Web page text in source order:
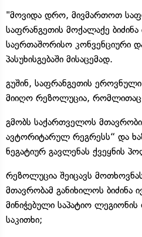
"მოვიდა დრო, მივმართოთ
საფრანგეთის მოქალაქე ბიძინა
საერთაშორისო კონვენციური
პასუხისგებაში მისაცემად.
გუშინ, საფრანგეთის
მიიღო რეზოლუცია,
გმობს საქართველოს
ავტორიტარულ რეგრესს“ და
ნეგატიურ გავლენას ქვეყნის
რეზოლუცია შეიცავს
მთავრობამ განიხილოს ბიძინა
მინიჭებული საპატიო
საკითხი;